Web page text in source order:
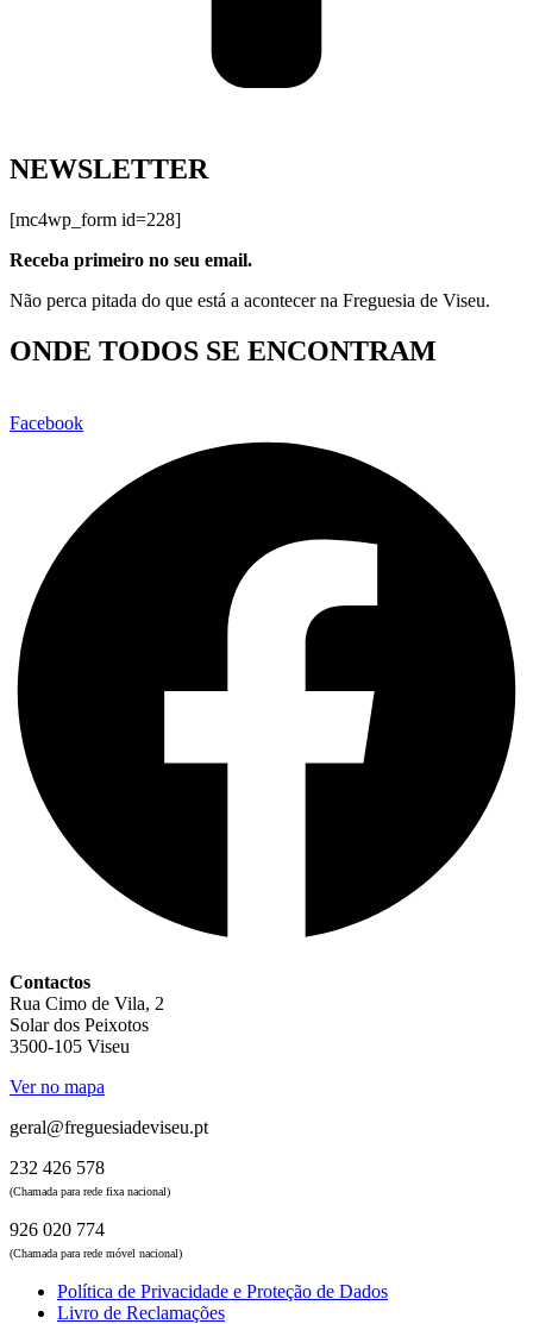
NEWSLETTER
[mc4wp_form id=228]
Receba primeiro no seu email.
Não perca pitada do que está a acontecer na Freguesia de Viseu.
ONDE TODOS SE ENCONTRAM
Facebook
Contactos
Rua Cimo de Vila, 2
Solar dos Peixotos
3500-105 Viseu
Ver no mapa
geral@freguesiadeviseu.pt
232 426 578
(Chamada para rede fixa nacional)
926 020 774
(Chamada para rede móvel nacional)
Política de Privacidade e Proteção de Dados
Livro de Reclamações